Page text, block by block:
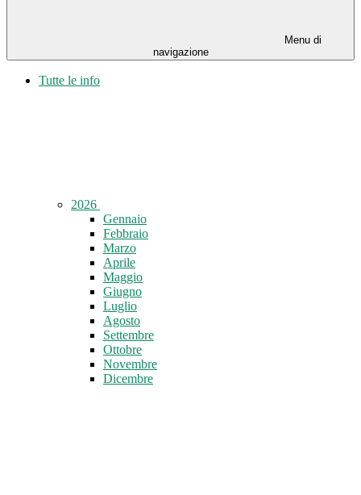
Menu di
navigazione
Tutte le info
2026
Gennaio
Febbraio
Marzo
Aprile
Maggio
Giugno
Luglio
Agosto
Settembre
Ottobre
Novembre
Dicembre